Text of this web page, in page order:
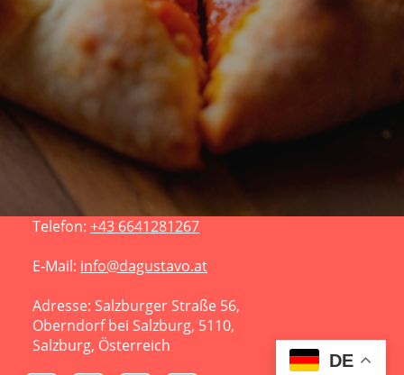
Telefon: +43 6641281267
E-Mail: info@dagustavo.at
Adresse: Salzburger Straße 56,
Oberndorf bei Salzburg, 5110,
Salzburg, Österreich
DE